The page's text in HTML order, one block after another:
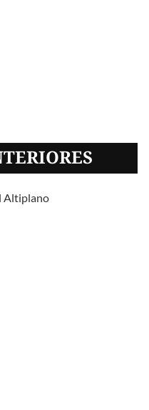
Altiplano